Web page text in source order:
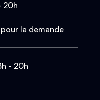
20h
la demande
- 20h